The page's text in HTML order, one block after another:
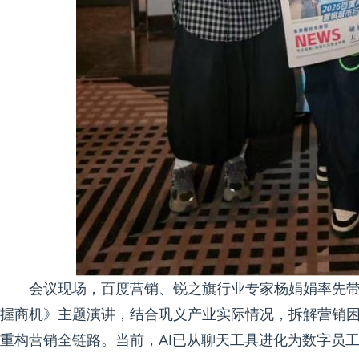
会议现场，百度营销、锐之旗行业专家杨娟娟率
握商机》主题演讲，结合巩义产业实际情况，拆解营销
重构营销全链路。当前，AI已从聊天工具进化为数字员